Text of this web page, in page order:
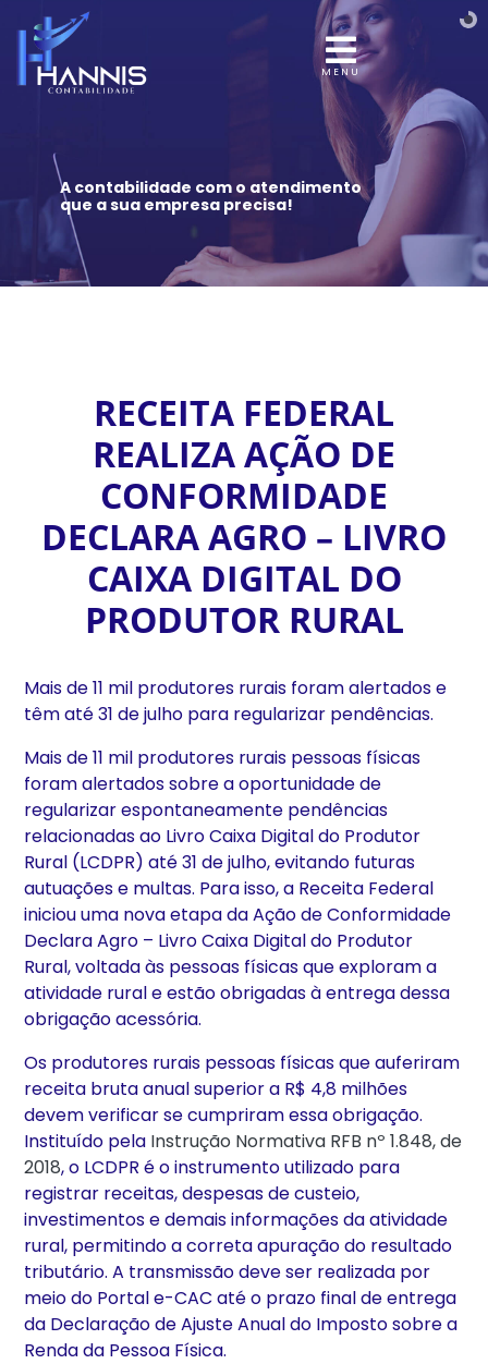
MENU
A contabilidade com o atendimento
que a sua empresa precisa!
RECEITA FEDERAL
REALIZA AÇÃO DE
CONFORMIDADE
DECLARA AGRO – LIVRO
CAIXA DIGITAL DO
PRODUTOR RURAL
Mais de 11 mil produtores rurais foram alertados e
têm até 31 de julho para regularizar pendências.
Mais de 11 mil produtores rurais pessoas físicas
foram alertados sobre a oportunidade de
regularizar espontaneamente pendências
relacionadas ao Livro Caixa Digital do Produtor
Rural (LCDPR) até 31 de julho, evitando futuras
autuações e multas. Para isso, a Receita Federal
iniciou uma nova etapa da Ação de Conformidade
Declara Agro – Livro Caixa Digital do Produtor
Rural, voltada às pessoas físicas que exploram a
atividade rural e estão obrigadas à entrega dessa
obrigação acessória.
Os produtores rurais pessoas físicas que auferiram
receita bruta anual superior a R$ 4,8 milhões
devem verificar se cumpriram essa obrigação.
Instituído pela Instrução Normativa RFB nº 1.848, de
2018, o LCDPR é o instrumento utilizado para
registrar receitas, despesas de custeio,
investimentos e demais informações da atividade
rural, permitindo a correta apuração do resultado
tributário. A transmissão deve ser realizada por
meio do Portal e-CAC até o prazo final de entrega
da Declaração de Ajuste Anual do Imposto sobre a
Renda da Pessoa Física.